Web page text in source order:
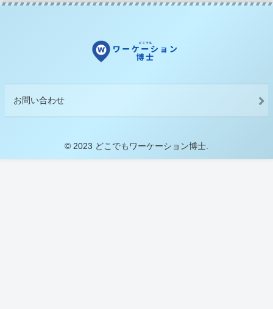
お問い合わせ
© 2023 どこでもワーケーション博士.